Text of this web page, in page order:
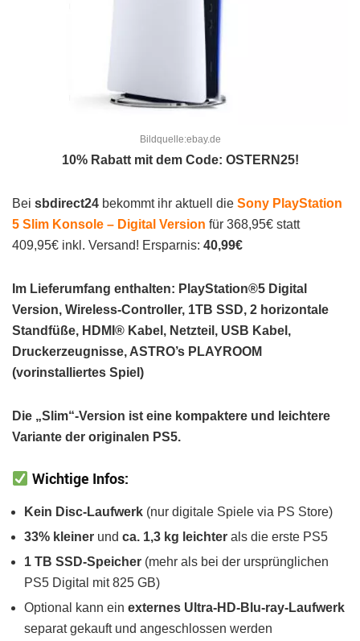
Bildquelle:ebay.de
10% Rabatt mit dem Code: OSTERN25!
Bei sbdirect24 bekommt ihr aktuell die Sony PlayStation
5 Slim Konsole – Digital Version für 368,95€ statt
409,95€ inkl. Versand! Ersparnis: 40,99€
Im Lieferumfang enthalten: PlayStation®5 Digital
Version, Wireless-Controller, 1TB SSD, 2 horizontale
Standfüße, HDMI® Kabel, Netzteil, USB Kabel,
Druckerzeugnisse, ASTRO’s PLAYROOM
(vorinstalliertes Spiel)
Die „Slim“-Version ist eine kompaktere und leichtere
Variante der originalen PS5.
Wichtige Infos:
Kein Disc-Laufwerk (nur digitale Spiele via PS Store)
33% kleiner und ca. 1,3 kg leichter als die erste PS5
1 TB SSD-Speicher (mehr als bei der ursprünglichen
PS5 Digital mit 825 GB)
Optional kann ein externes Ultra-HD-Blu-ray-Laufwerk
separat gekauft und angeschlossen werden